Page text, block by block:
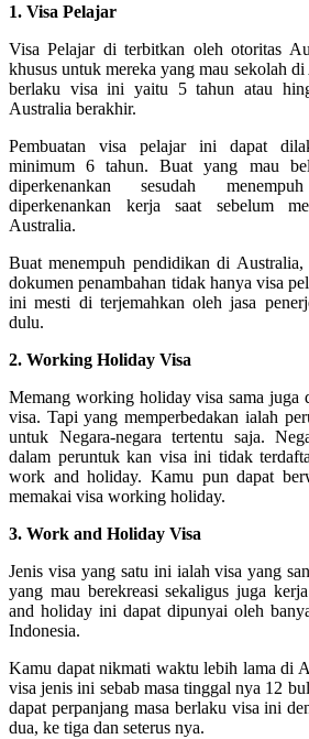
1. Visa Pelajar
Visa Pelajar di terbitkan oleh otoritas
khusus untuk mereka yang mau sekolah
berlaku visa ini yaitu 5 tahun atau
Australia berakhir.
Pembuatan visa pelajar ini dapat
minimum 6 tahun. Buat yang mau
diperkenankan sesudah
diperkenankan kerja saat sebelum
Australia.
Buat menempuh pendidikan di
dokumen penambahan tidak hanya visa
ini mesti di terjemahkan oleh jasa
dulu.
2. Working Holiday Visa
Memang working holiday visa sama juga
visa. Tapi yang memperbedakan ialah
untuk Negara-negara tertentu saja.
dalam peruntuk kan visa ini tidak
work and holiday. Kamu pun dapat
memakai visa working holiday.
3. Work and Holiday Visa
Jenis visa yang satu ini ialah visa yang
yang mau berekreasi sekaligus juga
and holiday ini dapat dipunyai oleh
Indonesia.
Kamu dapat nikmati waktu lebih lama di
visa jenis ini sebab masa tinggal nya 12
dapat perpanjang masa berlaku visa ini
dua, ke tiga dan seterus nya.